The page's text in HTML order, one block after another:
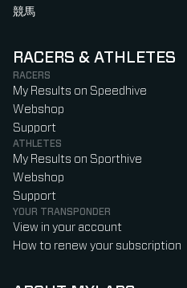
競馬
RACERS & ATHLETES
RACERS
My Results on Speedhive
Webshop
Support
ATHLETES
My Results on Sporthive
Webshop
Support
YOUR TRANSPONDER
View in your account
How to renew your subscription